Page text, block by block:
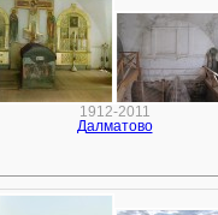
1912-2011
Далматово